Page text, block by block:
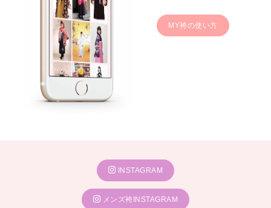
MY袴の使い方
INSTAGRAM
メンズ袴INSTAGRAM